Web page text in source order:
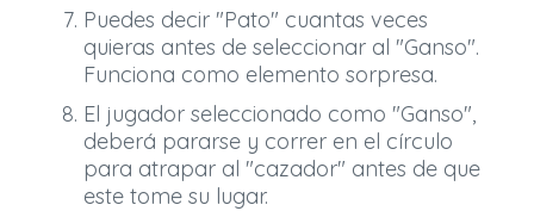
Puedes decir "Pato" cuantas veces
quieras antes de seleccionar al "Ganso".
Funciona como elemento sorpresa.
El jugador seleccionado como "Ganso",
deberá pararse y correr en el círculo
para atrapar al "cazador" antes de que
este tome su lugar.